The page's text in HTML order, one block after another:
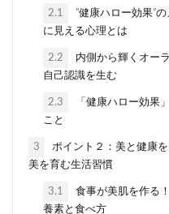
2.1
"健康ハロー効果"
に見える心理とは
2.2
内側から輝くオー
自己認識を生む
2.3
「健康ハロー効果
こと
3
ポイント２：美と健康
美を育む生活習慣
3.1
食事が美肌を作る
養素と食べ方